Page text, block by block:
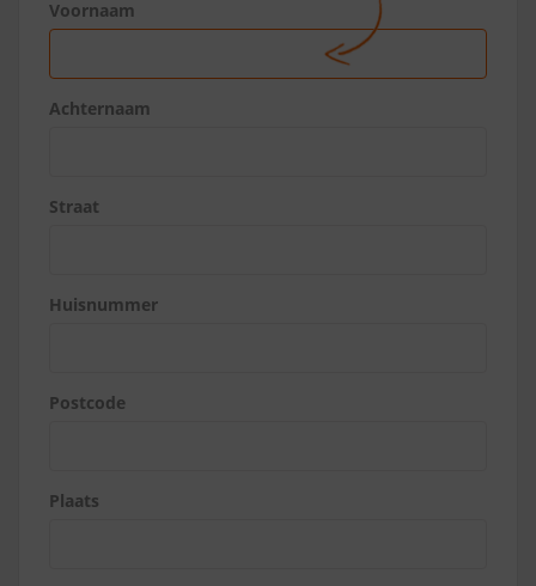
Voornaam
Achternaam
Straat
Huisnummer
Postcode
Plaats